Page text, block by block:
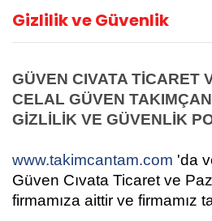
Gizlilik ve Güvenlik
GÜVEN CIVATA TİCARET
CELAL GÜVEN
GİZLİLİK VE GÜVENLİK
www.takimcantam.com 'da
Güven Cıvata Ticaret ve
firmamıza aittir ve firmamız